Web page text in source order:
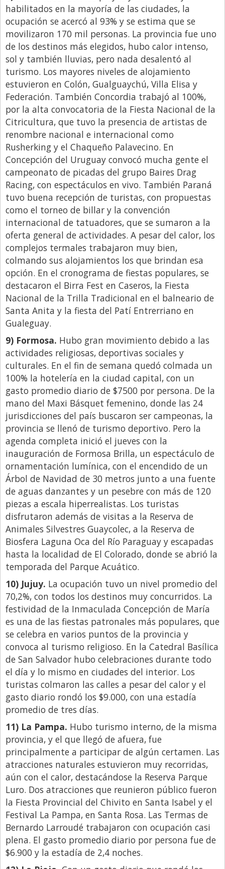
habilitados en la mayoría de las ciudades, la
ocupación se acercó al 93% y se estima que se
movilizaron 170 mil personas. La provincia fue uno
de los destinos más elegidos, hubo calor intenso,
sol y también lluvias, pero nada desalentó al
turismo. Los mayores niveles de alojamiento
estuvieron en Colón, Gualguaychú, Villa Elisa y
Federación. También Concordia trabajó al 100%,
por la alta convocatoria de la Fiesta Nacional de la
Citricultura, que tuvo la presencia de artistas de
renombre nacional e internacional como
Rusherking y el Chaqueño Palavecino. En
Concepción del Uruguay convocó mucha gente el
campeonato de picadas del grupo Baires Drag
Racing, con espectáculos en vivo. También Paraná
tuvo buena recepción de turistas, con propuestas
como el torneo de billar y la convención
internacional de tatuadores, que se sumaron a la
oferta general de actividades. A pesar del calor, los
complejos termales trabajaron muy bien,
colmando sus alojamientos los que brindan esa
opción. En el cronograma de fiestas populares, se
destacaron el Birra Fest en Caseros, la Fiesta
Nacional de la Trilla Tradicional en el balneario de
Santa Anita y la fiesta del Patí Entrerriano en
Gualeguay.
9) Formosa. Hubo gran movimiento debido a las
actividades religiosas, deportivas sociales y
culturales. En el fin de semana quedó colmada un
100% la hotelería en la ciudad capital, con un
gasto promedio diario de $7500 por persona. De la
mano del Maxi Básquet femenino, donde las 24
jurisdicciones del país buscaron ser campeonas, la
provincia se llenó de turismo deportivo. Pero la
agenda completa inició el jueves con la
inauguración de Formosa Brilla, un espectáculo de
ornamentación lumínica, con el encendido de un
Árbol de Navidad de 30 metros junto a una fuente
de aguas danzantes y un pesebre con más de 120
piezas a escala hiperrealistas. Los turistas
disfrutaron además de visitas a la Reserva de
Animales Silvestres Guaycolec, a la Reserva de
Biosfera Laguna Oca del Río Paraguay y escapadas
hasta la localidad de El Colorado, donde se abrió la
temporada del Parque Acuático.
10) Jujuy. La ocupación tuvo un nivel promedio del
70,2%, con todos los destinos muy concurridos. La
festividad de la Inmaculada Concepción de María
es una de las fiestas patronales más populares, que
se celebra en varios puntos de la provincia y
convoca al turismo religioso. En la Catedral Basílica
de San Salvador hubo celebraciones durante todo
el día y lo mismo en ciudades del interior. Los
turistas colmaron las calles a pesar del calor y el
gasto diario rondó los $9.000, con una estadía
promedio de tres días.
11) La Pampa. Hubo turismo interno, de la misma
provincia, y el que llegó de afuera, fue
principalmente a participar de algún certamen. Las
atracciones naturales estuvieron muy recorridas,
aún con el calor, destacándose la Reserva Parque
Luro. Dos atracciones que reunieron público fueron
la Fiesta Provincial del Chivito en Santa Isabel y el
Festival La Pampa, en Santa Rosa. Las Termas de
Bernardo Larroudé trabajaron con ocupación casi
plena. El gasto promedio diario por persona fue de
$6.900 y la estadía de 2,4 noches.